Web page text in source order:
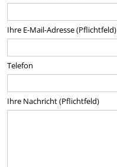
Ihre E-Mail-Adresse (Pflichtfeld)
Telefon
Ihre Nachricht (Pflichtfeld)